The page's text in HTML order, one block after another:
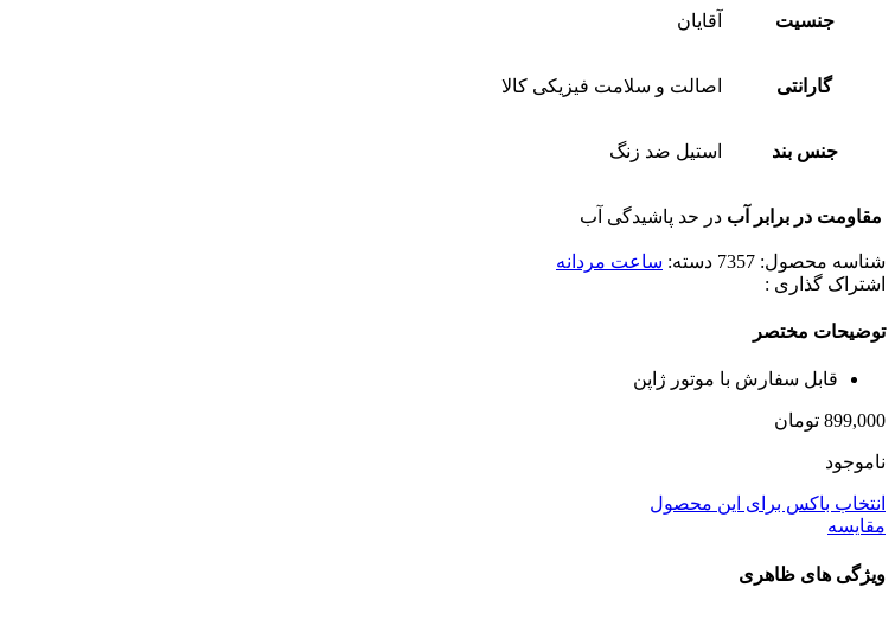
جنسیت آقایان
گارانتی اصالت و سلامت فیزیکی کالا
جنس بند استیل ضد زنگ
مقاومت در برابر آب در حد پاشیدگی آب
شناسه محصول: 7357 دسته: ساعت مردانه
اشتراک گذاری :
توضیحات مختصر
قابل سفارش با موتور ژاپن
899,000 تومان
ناموجود
انتخاب باکس برای این محصول
مقایسه
ویژگی های ظاهری